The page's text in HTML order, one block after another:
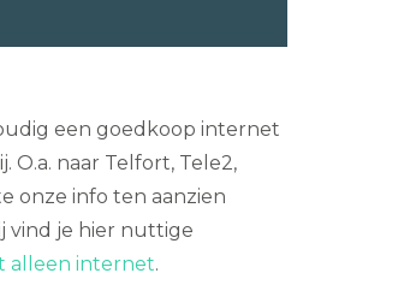
een goedkoop internet
naar Telfort, Tele2,
onze info ten aanzien
vind je hier nuttige
alleen internet.